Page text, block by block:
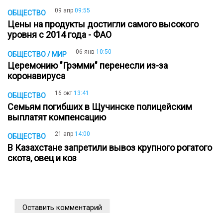
ОБЩЕСТВО 09 апр 09:55
Цены на продукты достигли самого высокого
уровня с 2014 года - ФАО
ОБЩЕСТВО / МИР 06 янв 10:50
Церемонию "Грэмми" перенесли из-за
коронавируса
ОБЩЕСТВО 16 окт 13:41
Семьям погибших в Щучинске полицейским
выплатят компенсацию
ОБЩЕСТВО 21 апр 14:00
В Казахстане запретили вывоз крупного рогатого
скота, овец и коз
Оставить комментарий